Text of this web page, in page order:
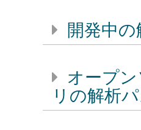
開発中
オープ
リの解析